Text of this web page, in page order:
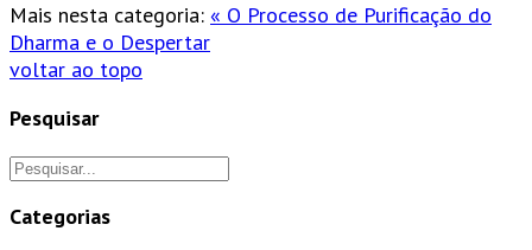
Mais nesta categoria: « O Processo de Purificação do
Dharma e o Despertar
voltar ao topo
Pesquisar
Categorias